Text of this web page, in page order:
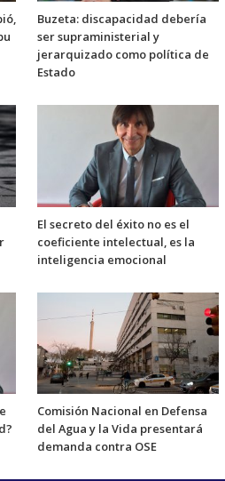
Buzeta: discapacidad debería
ser supraministerial y
jerarquizado como política de
Estado
El secreto del éxito no es el
coeficiente intelectual, es la
inteligencia emocional
Comisión Nacional en Defensa
del Agua y la Vida presentará
demanda contra OSE